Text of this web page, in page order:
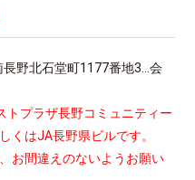
野北石堂町1177番地3…会
プラザ長野コミュニティー
くはJA長野県ビルです。
お間違えのないようお願い